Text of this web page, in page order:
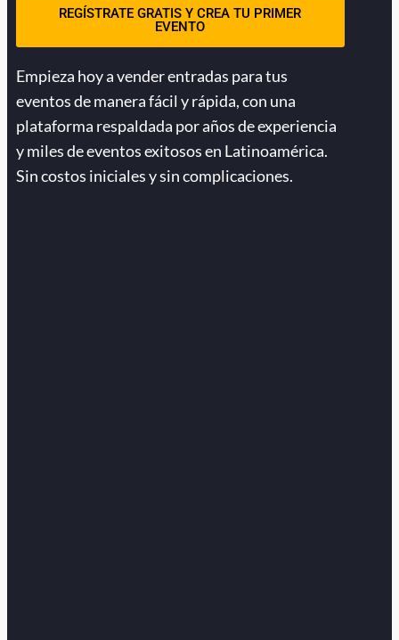
REGÍSTRATE GRATIS Y CREA TU PRIMER
EVENTO
Empieza hoy a vender entradas para tus
eventos de manera fácil y rápida, con una
plataforma respaldada por años de experiencia
y miles de eventos exitosos en Latinoamérica.
Sin costos iniciales y sin complicaciones.